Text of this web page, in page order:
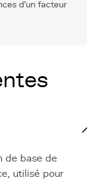
d'un facteur
de base de
utilisé pour